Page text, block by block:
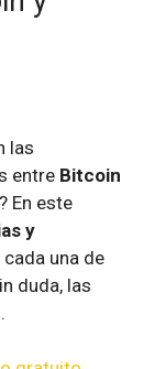
las
entre Bitcoin
En este
y
una de
duda, las